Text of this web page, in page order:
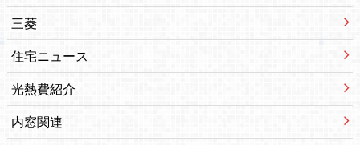
三菱
住宅ニュース
光熱費紹介
内窓関連